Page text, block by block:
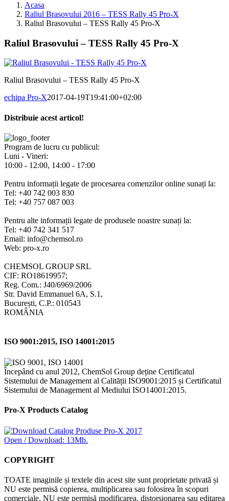
Acasa
Raliul Brasovului 2016 – TESS Rally 45 Pro-X
Raliul Brasovului – TESS Rally 45 Pro-X
Raliul Brasovului – TESS Rally 45 Pro-X
Raliul Brasovului – TESS Rally 45 Pro-X
echipa Pro-X2017-04-19T19:41:00+02:00
Distribuie acest articol!
Facebook
X
Pinterest
E-
mail:
Program de lucru cu publicul:
Luni - Vineri:
10:00 - 12:00, 14:00 - 17:00
Pentru informații legate de procesarea comenzilor online sunați la:
Tel: +40 742 003 830
Tel: +40 757 087 003
Pentru alte informații legate de produsele noastre sunați la:
Tel: +40 742 341 517
Email: info@chemsol.ro
Web: pro-x.ro
CHEMSOL GROUP SRL
CIF: RO18619957;
Reg. Com.: J40/6969/2006
Str. David Emmanuel 6A, S.1,
București, C.P.: 010543
ROMÂNIA
ISO 9001:2015, ISO 14001:2015
Începând cu anul 2012, ChemSol Group deține Certificatul
Sistemului de Management al Calității ISO9001:2015 și Certificatul
Sistemului de Management al Mediului ISO14001:2015.
Pro-X Products Catalog
Open / Download: 13Mb.
COPYRIGHT
TOATE imaginile și textele din acest site sunt proprietate privată și
NU este permisă copierea, multiplicarea sau folosirea în scopuri
comerciale, NU este permisă modificarea, distorsionarea sau editarea